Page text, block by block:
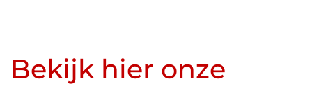
Bekijk hier onze